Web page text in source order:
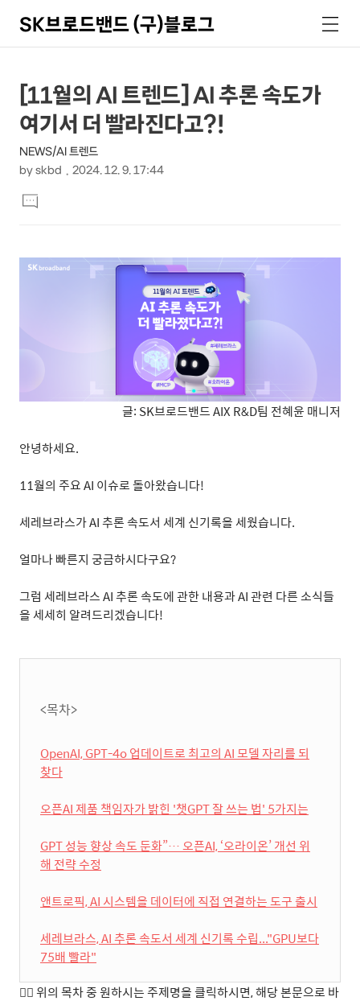
SK브로드밴드 (구)블로그
색
메
뉴
상
세
컨
텐
츠
본
문
제
목
[11월의 AI 트렌드] AI 추론 속도가
여기서 더 빨라진다고?!
NEWS/AI 트렌드
by skbd 2024. 12. 9. 17:44
문
댓
글
글: SK브로드밴드 AIX R&D팀 전혜윤 매니저
안녕하세요.
11월의 주요AI 이슈로 돌아왔습니다!
세레브라스가AI추론 속도서 세계 신기록을 세웠습니다.
얼마나 빠른지 궁금하시다구요?
그럼 세레브라스AI추론 속도에 관한 내용과AI관련 다른 소식들
을 세세히 알려드리겠습니다!
<목차>
OpenAI, GPT-4o 업데이트로 최고의 AI 모델 자리를 되
찾다
오픈AI 제품 책임자가 밝힌 '챗GPT 잘 쓰는 법' 5가지는
GPT 성능 향상 속도 둔화”… 오픈AI, ‘오라이온’ 개선 위
해 전략 수정
앤트로픽, AI 시스템을 데이터에 직접 연결하는 도구 출시
세레브라스, AI 추론 속도서 세계 신기록 수립..."GPU보다
75배 빨라"
👉🏻위의 목차중원하시는주제명을클릭하시면,해당본문으로 바